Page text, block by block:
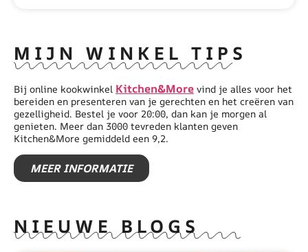
MIJN WINKEL TIPS
Bij online kookwinkel Kitchen&More vind je alles voor het
bereiden en presenteren van je gerechten en het creëren van
gezelligheid. Bestel je voor 20:00, dan kan je morgen al
genieten. Meer dan 3000 tevreden klanten geven
Kitchen&More gemiddeld een 9,2.
MEER INFORMATIE
NIEUWE BLOGS